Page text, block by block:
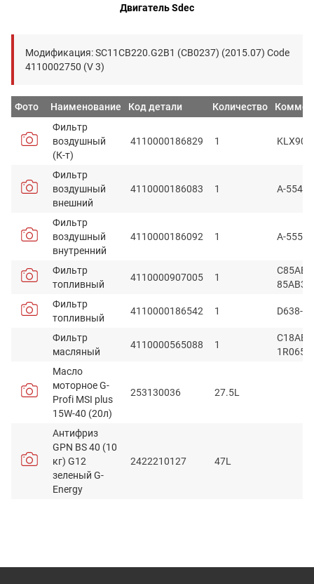
Двигатель Sdec
Модификация: SC11CB220.G2B1 (CB0237) (2015.07) Code
4110002750 (V 3)
Фото Наименование Код детали Количество
Фильтр
воздушный
(К-т)
4110000186829 1 KLX908
Фильтр
воздушный
внешний
4110000186083 1 A-
Фильтр
воздушный
внутренний
4110000186092 1 A-
Фильтр
топливный
4110000907005 1
C85AB-
Фильтр
топливный
4110000186542 1
D638-
Фильтр
масляный
4110000565088 1
C18AB-
1R0658
Масло
моторное G-
Profi MSI plus
15W-40 (20л)
253130036 27.5L
Антифриз
GPN BS 40 (10
кг) G12
зеленый G-
Energy
2422210127 47L